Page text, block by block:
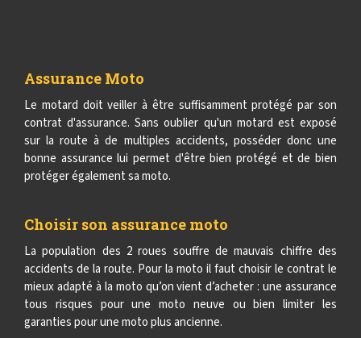
Assurance Moto
Le motard doit veiller à être suffisamment protégé par son
contrat d'assurance. Sans oublier qu'un motard est exposé
sur la route à de multiples accidents, posséder donc une
bonne assurance lui permet d'être bien protégé et de bien
protéger également sa moto.
Choisir son assurance moto
La population des 2 roues souffre de mauvais chiffre des
accidents de la route. Pour la moto il faut choisir le contrat le
mieux adapté à la moto qu’on vient d’acheter : une assurance
tous risques pour une moto neuve ou bien limiter les
garanties pour une moto plus ancienne.